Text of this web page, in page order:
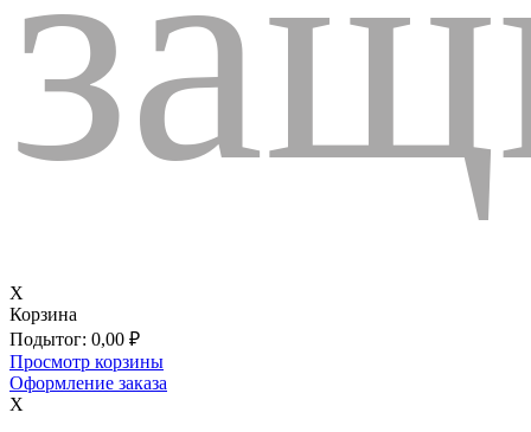
X
Корзина
Подытог: 0,00 ₽
Просмотр корзины
Оформление заказа
X